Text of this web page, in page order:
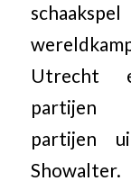
Utrecht
partijen
partijen
Showalter.